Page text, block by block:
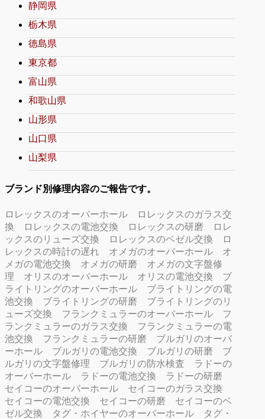
静岡県
栃木県
徳島県
東京都
富山県
和歌山県
山形県
山口県
山梨県
ブランド別修理内容のご報告です。
ロレックスのオーバーホール
ロレックスのガラス交
換
ロレックスの電池交換 ロレックスの研磨
ロレ
ックスのリューズ交換
ロレックスのベゼル交換
ロ
レックスの時計の遅れ
オメガのオーバーホール
オ
メガの電池交換
オメガの研磨
オメガの文字盤修
理
オリスのオーバーホール オリスの電池交換
ブ
ライトリングのオーバーホール
ブライトリングの電
池交換
ブライトリングの研磨
ブライトリングのリ
ューズ交換
フランクミュラーのオーバーホール
フ
ランクミュラーのガラス交換
フランクミュラーの電
池交換
フランクミュラーの研磨
ブルガリのオーバ
ーホール
ブルガリの電池交換 ブルガリの研磨
ブ
ルガリの文字盤修理
ブルガリの防水検査
ラドーの
オーバーホール
ラドーの電池交換
ラドーの研磨
セイコーのオーバーホール
セイコーのガラス交換
セイコーの電池交換
セイコーの研磨
セイコーのベ
ゼル交換
タグ・ホイヤーのオーバーホール
タグ・